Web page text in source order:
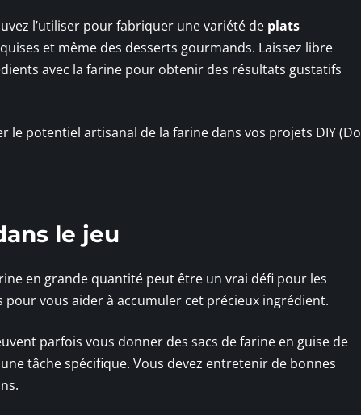
l’utiliser pour fabriquer une variété de plats
et même des desserts gourmands. Laissez libre
avec la farine pour obtenir des résultats gustatifs
potentiel artisanal de la farine dans vos projets DIY (Do
le jeu
en grande quantité peut être un vrai défi pour les
vous aider à accumuler cet précieux ingrédient.
parfois vous donner des sacs de farine en guise de
tâche spécifique. Vous devez entretenir de bonnes